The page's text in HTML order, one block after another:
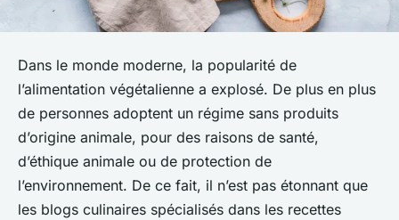
Dans le monde moderne, la popularité de
l’alimentation végétalienne a explosé. De plus en plus
de personnes adoptent un régime sans produits
d’origine animale, pour des raisons de santé,
d’éthique animale ou de protection de
l’environnement. De ce fait, il n’est pas étonnant que
les blogs culinaires spécialisés dans les recettes